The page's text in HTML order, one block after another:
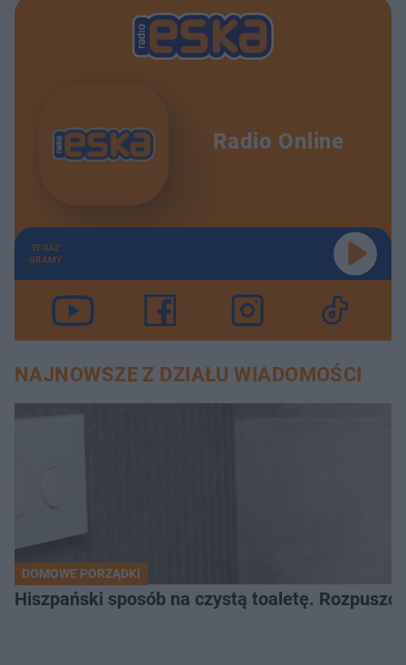
Radio Online
TERAZ
GRAMY
NAJNOWSZE Z DZIAŁU WIADOMOŚCI
DOMOWE PORZĄDKI
Hiszpański sposób na czystą toaletę.